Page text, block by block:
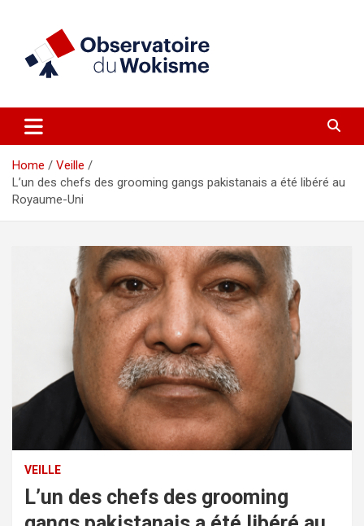
Observatoire du Wokisme
Home
Veille
L’un des chefs des grooming gangs pakistanais a été libéré au
Royaume-Uni
VEILLE
L’un des chefs des grooming